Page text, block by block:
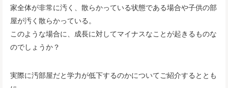
家全体が非常に汚く、散らかっている状態である場合や子供の部
屋が汚く散らかっている。
このような場合に、成長に対してマイナスなことが起きるものな
のでしょうか？
実際に汚部屋だと学力が低下するのかについてご紹介するととも